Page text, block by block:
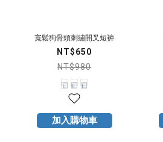
寬鬆狗骨頭刺繡開叉短褲
NT$650
NT$980
加入購物車